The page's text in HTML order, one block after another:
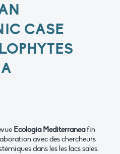
CASE
Ecologia Mediterraneafin
avec des chercheurs
dans les les lacs salés.